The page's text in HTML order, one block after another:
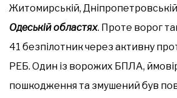
Житомирській,
Одеській областях. Проте ворог
41 безпілотник через активну
РЕБ. Один із ворожих БПЛА,
пошкодження та змушений був